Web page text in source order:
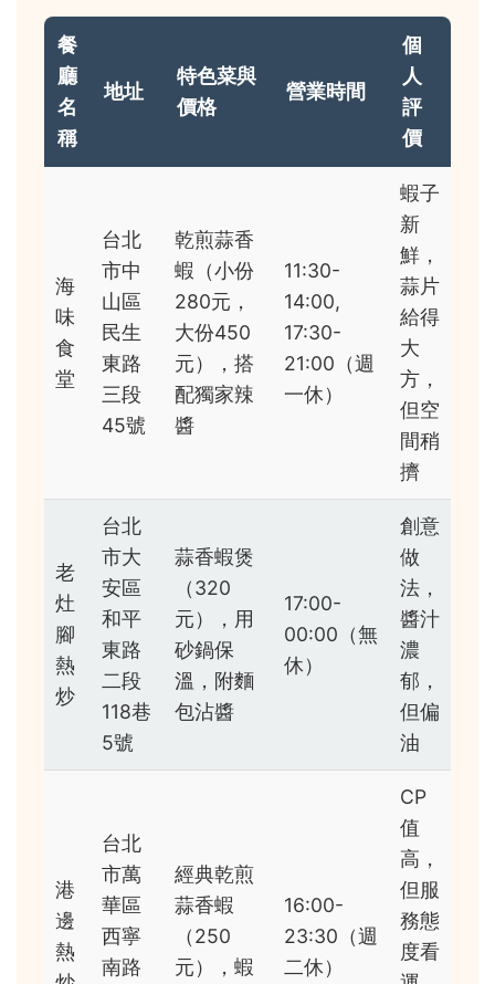
餐
廳
名
稱
地址
特色菜與
價格
營業時間
個
人
評
價
海
味
食
堂
台北
市中
山區
民生
東路
三段
45號
乾煎蒜香
蝦（小份
280元，
大份450
元），搭
配獨家辣
醬
11:30-
14:00,
17:30-
21:00（週
一休）
蝦子
新
鮮，
蒜片
給得
大
方，
但空
間稍
擠
老
灶
腳
熱
炒
台北
市大
安區
和平
東路
二段
118巷
5號
蒜香蝦煲
（320
元），用
砂鍋保
溫，附麵
包沾醬
17:00-
00:00（無
休）
創意
做
法，
醬汁
濃
郁，
但偏
油
港
邊
熱
台北
市萬
華區
西寧
南路
經典乾煎
蒜香蝦
（250
元），蝦
16:00-
23:30（週
二休）
CP
值
高，
但服
務態
度看